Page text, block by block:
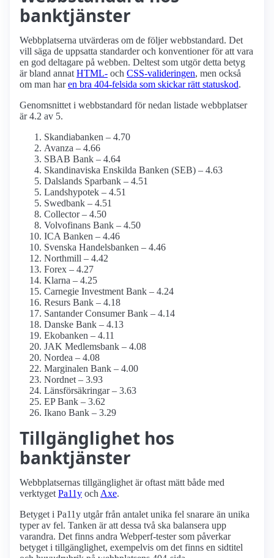
banktjänster
Webbplatserna utvärderas om de följer webbstandard. Det
vill säga de uppsatta standarder och konventioner för att vara
en god deltagare på webben. Deltest som utgör detta betyg
är bland annat HTML- och CSS-valideringen, men också
om man haren bra 404-felsida som skickar rätt statuskod.
Genomsnittet i webbstandard för nedan listade webbplatser
är 4.2 av 5.
Skandiabanken – 4.70
Avanza – 4.66
SBAB Bank – 4.64
Skandinaviska Enskilda Banken (SEB) – 4.63
Dalslands Sparbank – 4.51
Landshypotek – 4.51
Swedbank – 4.51
Collector – 4.50
Volvofinans Bank – 4.50
ICA Banken – 4.46
Svenska Handelsbanken – 4.46
Northmill – 4.42
Forex – 4.27
Klarna – 4.25
Carnegie Investment Bank – 4.24
Resurs Bank – 4.18
Santander Consumer Bank – 4.14
Danske Bank – 4.13
Ekobanken – 4.11
JAK Medlemsbank – 4.08
Nordea – 4.08
Marginalen Bank – 4.00
Nordnet – 3.93
Länsförsäkringar – 3.63
EP Bank – 3.62
Ikano Bank – 3.29
Tillgänglighet hos
banktjänster
Webbplatsernas tillgänglighet är oftast mätt både med
verktyget Pa11y och Axe.
Betyget i Pa11y utgår från antalet unika fel snarare än unika
typer av fel. Tanken är att dessa två ska balansera upp
varandra. Det finns andra Webperf-tester som påverkar
betyget i tillgänglighet, exempelvis om det finns en sidtitel